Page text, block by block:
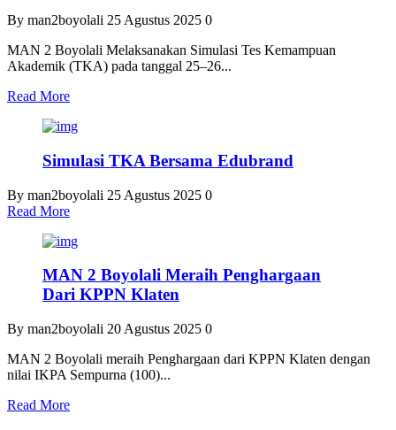
By man2boyolali 25 Agustus 2025 0
MAN 2 Boyolali Melaksanakan Simulasi Tes Kemampuan
Akademik (TKA) pada tanggal 25–26...
Read More
Simulasi TKA Bersama Edubrand
By man2boyolali 25 Agustus 2025 0
Read More
MAN 2 Boyolali Meraih Penghargaan
Dari KPPN Klaten
By man2boyolali 20 Agustus 2025 0
MAN 2 Boyolali meraih Penghargaan dari KPPN Klaten dengan
nilai IKPA Sempurna (100)...
Read More